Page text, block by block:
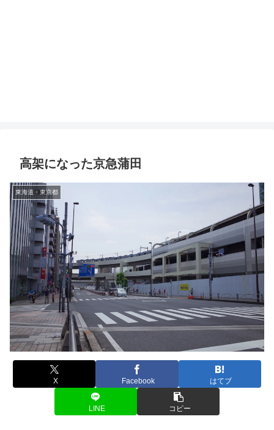
高架になった京急蒲田
東海道・東京都
X Facebook はてブ
LINE コピー